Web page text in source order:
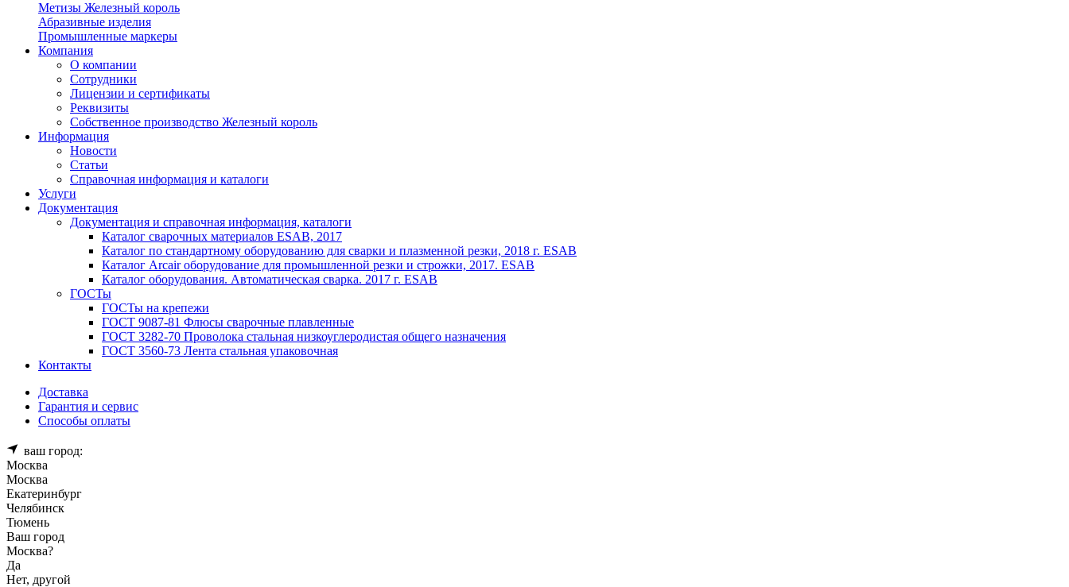
Метизы Железный король
Абразивные изделия
Промышленные маркеры
Компания
О компании
Сотрудники
Лицензии и сертификаты
Реквизиты
Собственное производство Железный король
Информация
Новости
Статьи
Справочная информация и каталоги
Услуги
Документация
Документация и справочная информация, каталоги
Каталог сварочных материалов ESAB, 2017
Каталог по стандартному оборудованию для сварки и плазменной резки, 2018 г. ESAB
Каталог Arcair оборудование для промышленной резки и строжки, 2017. ESAB
Каталог оборудования. Автоматическая сварка. 2017 г. ESAB
ГОСТы
ГОСТы на крепежи
ГОСТ 9087-81 Флюсы сварочные плавленные
ГОСТ 3282-70 Проволока стальная низкоуглеродистая общего назначения
ГОСТ 3560-73 Лента стальная упаковочная
Контакты
Доставка
Гарантия и сервис
Способы оплаты
ваш город:
Москва
Москва
Екатеринбург
Челябинск
Тюмень
Ваш город
Москва?
Да
Нет, другой